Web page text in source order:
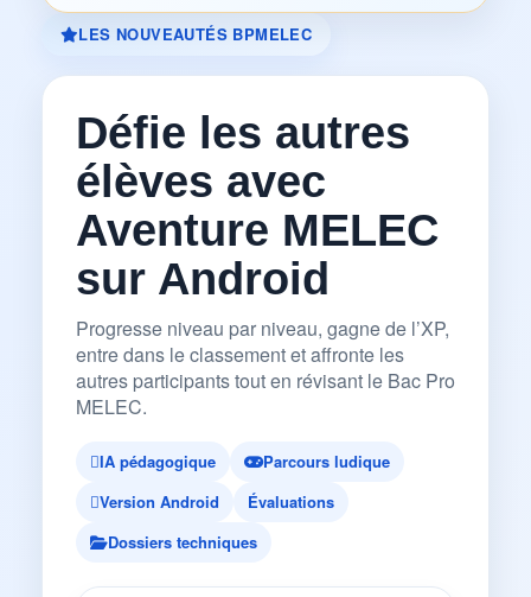
LES NOUVEAUTÉS BPMELEC
Défie les autres
élèves avec
Aventure MELEC
sur Android
Progresse niveau par niveau, gagne de l’XP,
entre dans le classement et affronte les
autres participants tout en révisant le Bac Pro
MELEC.
IA pédagogique
Parcours ludique
Version Android
Évaluations
Dossiers techniques